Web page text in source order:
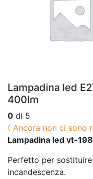
Lampadina led
400lm
0 di 5
( Ancora non ci sono
Lampadina led vt-
Perfetto per
incandescenza.